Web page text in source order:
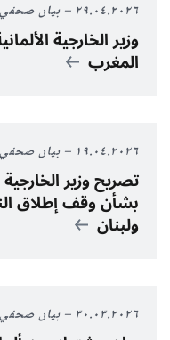
٢٩.٠٤.٢٠٢٦ بيان صحفي
وزير الخارجية
المغرب
١٩.٠٤.٢٠٢٦ بيان صحفي
تصريح وزير
بشأن وقف إطلاق
ولبنان
٣٠.٠٣.٢٠٢٦ بيان صحفي